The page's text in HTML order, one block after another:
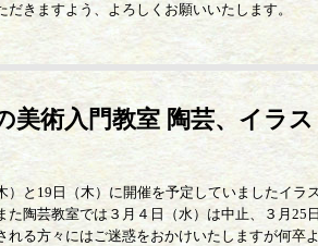
だきますよう、よろしくお願いいたします。
美術入門教室 陶芸、イラ
）と19日（木）に開催を予定していましたイ
た陶芸教室では３月４日（水）は中止、３月25
れる方々にはご迷惑をおかけいたしますが何卒